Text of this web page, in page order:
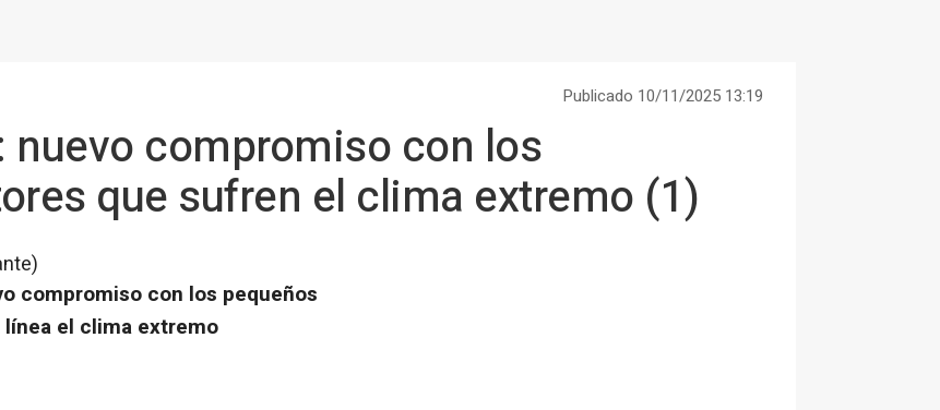
Publicado 10/11/2025 13:19
nuevo compromiso con los
que sufren el clima extremo (1)
compromiso con los pequeños
el clima extremo